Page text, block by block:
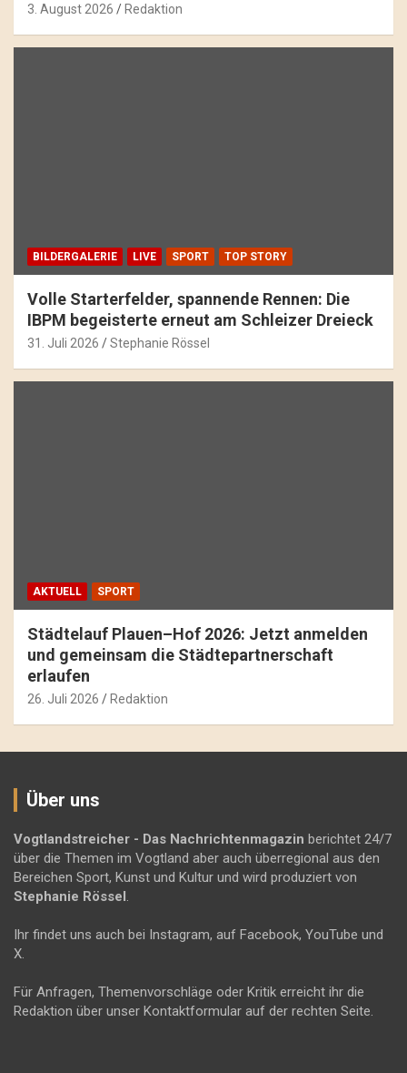
3. August 2026 Redaktion
BILDERGALERIE LIVE SPORT TOP STORY
Volle Starterfelder, spannende Rennen: Die
IBPM begeisterte erneut am Schleizer Dreieck
31. Juli 2026 Stephanie Rössel
AKTUELL SPORT
Städtelauf Plauen–Hof 2026: Jetzt anmelden
und gemeinsam die Städtepartnerschaft
erlaufen
26. Juli 2026 Redaktion
Über uns
Vogtlandstreicher - Das Nachrichtenmagazin berichtet 24/7
über die Themen im Vogtland aber auch überregional aus den
Bereichen Sport, Kunst und Kultur und wird produziert von
Stephanie Rössel.
Ihr findet uns auch bei Instagram, auf Facebook, YouTube und
X.
Für Anfragen, Themenvorschläge oder Kritik erreicht ihr die
Redaktion über unser Kontaktformular auf der rechten Seite.